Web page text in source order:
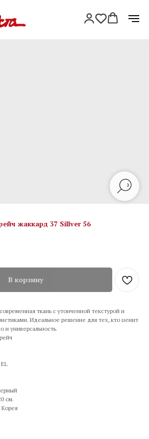
жаккард 37 Sillver 56
В корзину
ткань с утонченной текстурой и
Идеальное решение для тех, кто ценит
и универсальность.
см.
Корея